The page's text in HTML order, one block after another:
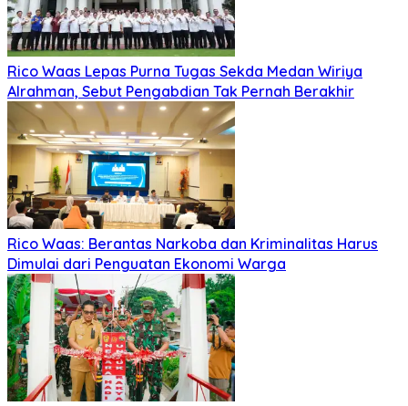
Rico Waas Lepas Purna Tugas Sekda Medan Wiriya
Alrahman, Sebut Pengabdian Tak Pernah Berakhir
Rico Waas: Berantas Narkoba dan Kriminalitas Harus
Dimulai dari Penguatan Ekonomi Warga